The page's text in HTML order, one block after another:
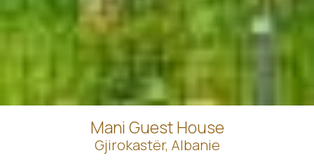
Mani Guest House
Gjirokastër, Albanie